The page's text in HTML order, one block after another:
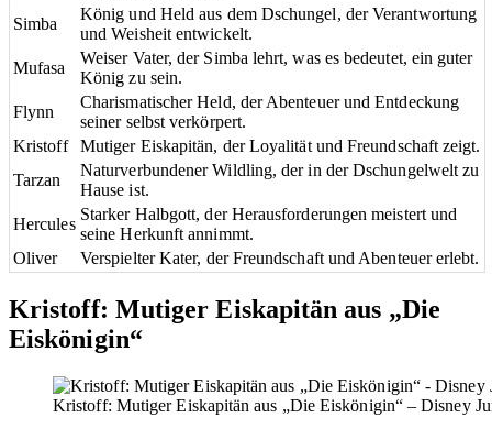
Simba
König und Held aus dem Dschungel, der Verantwortung
und Weisheit entwickelt.
Mufasa
Weiser Vater, der Simba lehrt, was es bedeutet, ein guter
König zu sein.
Flynn
Charismatischer Held, der Abenteuer und Entdeckung
seiner selbst verkörpert.
Kristoff
Mutiger Eiskapitän, der Loyalität und Freundschaft zeigt.
Tarzan
Naturverbundener Wildling, der in der Dschungelwelt zu
Hause ist.
Hercules
Starker Halbgott, der Herausforderungen meistert und
seine Herkunft annimmt.
Oliver
Verspielter Kater, der Freundschaft und Abenteuer erlebt.
Kristoff: Mutiger Eiskapitän aus „Die
Eiskönigin“
Kristoff: Mutiger Eiskapitän aus „Die Eiskönigin“ – Disney